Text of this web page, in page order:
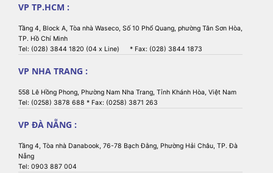
VP TP.HCM :
Tầng 4, Block A, Tòa nhà Waseco, Số 10 Phổ Quang, phường Tân Sơn Hòa,
TP. Hồ Chí Minh
Tel: (028) 3844 1820 (04 x Line) * Fax: (028) 3844 1873
VP NHA TRANG :
558 Lê Hồng Phong, Phường Nam Nha Trang, Tỉnh Khánh Hòa, Việt Nam
Tel: (0258) 3878 688 * Fax: (0258) 3871 263
VP ĐÀ NẴNG :
Tầng 4, Tòa nhà Danabook, 76-78 Bạch Đằng, Phường Hải Châu, TP. Đà
Nẵng
Tel: 0903 887 004